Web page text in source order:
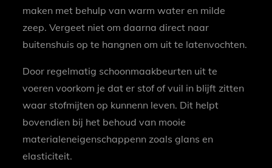
maken met behulp van warm water en milde
zeep. Vergeet niet om daarna direct naar
buitenshuis op te hangnen om uit te latenvochten.
Door regelmatig schoonmaakbeurten uit te
voeren voorkom je dat er stof of vuil in blijft zitten
waar stofmijten op kunnenn leven. Dit helpt
bovendien bij het behoud van mooie
materialeneigenschappenn zoals glans en
elasticiteit.